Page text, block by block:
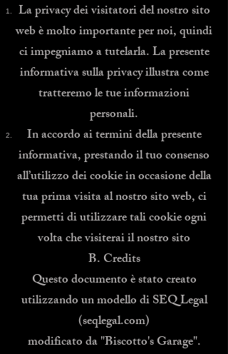
La privacy dei visitatori del nostro sito
web è molto importante per noi, quindi
ci impegniamo a tutelarla. La presente
informativa sulla privacy illustra come
tratteremo le tue informazioni
personali.
In accordo ai termini della presente
informativa, prestando il tuo consenso
all’utilizzo dei cookie in occasione della
tua prima visita al nostro sito web, ci
permetti di utilizzare tali cookie ogni
volta che visiterai il nostro sito
B. Credits
Questo documento è stato creato
utilizzando un modello di SEQ Legal
(seqlegal.com)
modificato da "Biscotto's Garage".